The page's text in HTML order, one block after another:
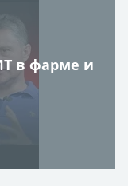
в фарме и